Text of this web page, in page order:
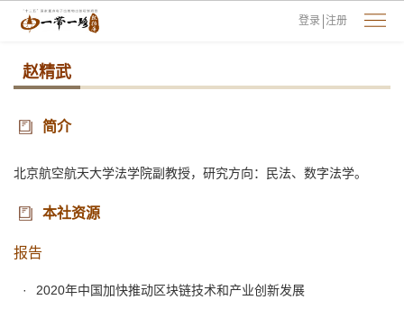
登录 注册
赵精武
简介
北京航空航天大学法学院副教授，研究方向：民法、数字法学。
本社资源
报告
2020年中国加快推动区块链技术和产业创新发展